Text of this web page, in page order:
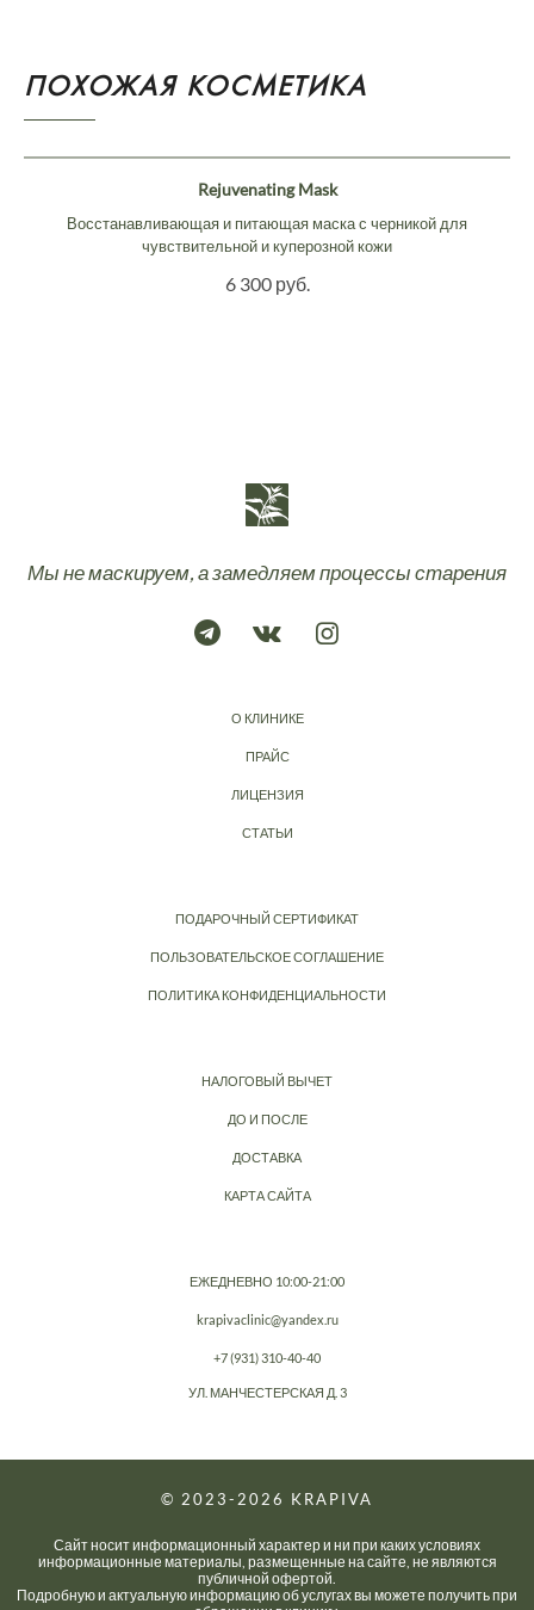
ПОХОЖАЯ КОСМЕТИКА
Rejuvenating Mask
Восстанавливающая и питающая маска с черникой для
чувствительной и куперозной кожи
6 300 руб.
Мы не маскируем, а замедляем процессы старения
О КЛИНИКЕ
ПРАЙС
ЛИЦЕНЗИЯ
СТАТЬИ
ПОДАРОЧНЫЙ СЕРТИФИКАТ
ПОЛЬЗОВАТЕЛЬСКОЕ СОГЛАШЕНИЕ
ПОЛИТИКА КОНФИДЕНЦИАЛЬНОСТИ
НАЛОГОВЫЙ ВЫЧЕТ
ДО И ПОСЛЕ
ДОСТАВКА
КАРТА САЙТА
ЕЖЕДНЕВНО 10:00-21:00
krapivaclinic@yandex.ru
+7 (931) 310-40-40
УЛ. МАНЧЕСТЕРСКАЯ Д. 3
© 2023-2026 KRAPIVA
Сайт носит информационный характер и ни при каких условиях
информационные материалы, размещенные на сайте, не являются
публичной офертой.
Подробную и актуальную информацию об услугах вы можете получить при